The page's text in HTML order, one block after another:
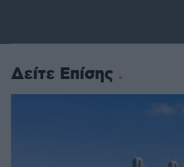
Δείτε Επίσης